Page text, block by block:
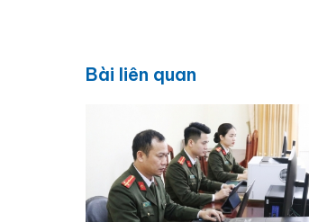
Bài liên quan